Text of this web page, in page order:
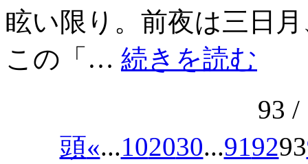
眩い限り。前夜は三日
この「… 続きを読む
93 /
頭«...102030...919293